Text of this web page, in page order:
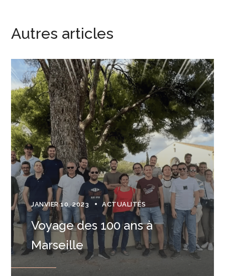
Autres articles
JANVIER 10, 2023 ACTUALITÉS
Voyage des 100 ans à
Marseille